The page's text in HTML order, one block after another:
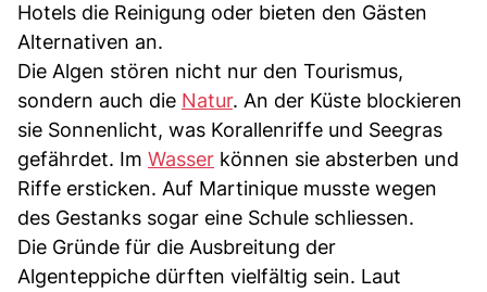
Hotels die Reinigung oder bieten den Gästen
Alternativen an.
Die Algen stören nicht nur den Tourismus,
sondern auch die Natur. An der Küste blockieren
sie Sonnenlicht, was Korallenriffe und Seegras
gefährdet. Im Wasser können sie absterben und
Riffe ersticken. Auf Martinique musste wegen
des Gestanks sogar eine Schule schliessen.
Die Gründe für die Ausbreitung der
Algenteppiche dürften vielfältig sein. Laut